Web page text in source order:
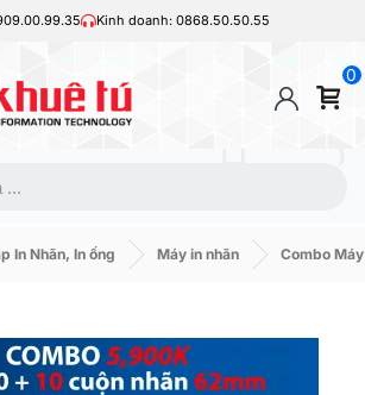
Kinh doanh: 0868.50.50.55
0
In Nhãn, In ống Máy in nhãn Combo